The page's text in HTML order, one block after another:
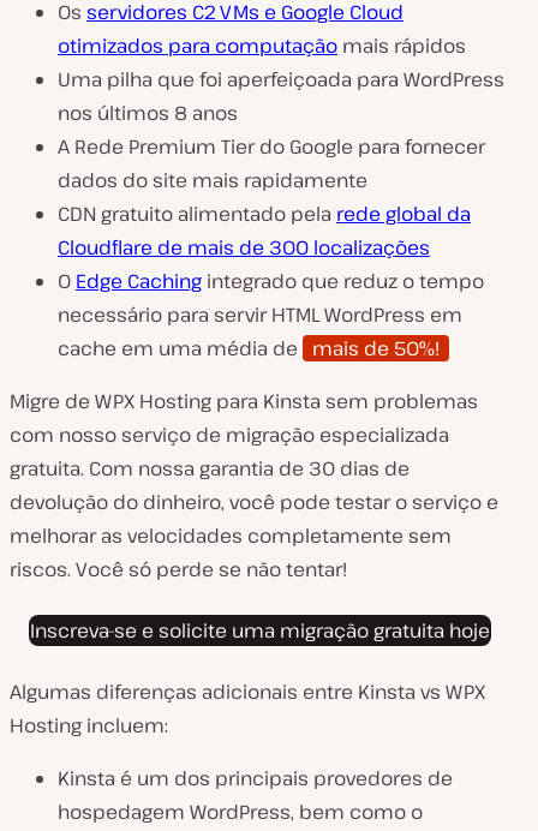
Os servidores C2 VMs e Google Cloud
otimizados para computação mais rápidos
Uma pilha que foi aperfeiçoada para WordPress
nos últimos 8 anos
A Rede Premium Tier do Google para fornecer
dados do site mais rapidamente
CDN gratuito alimentado pela rede global da
Cloudflare de mais de 300 localizações
O Edge Caching integrado que reduz o tempo
necessário para servir HTML WordPress em
cache em uma média de
mais de 50%!
Migre de WPX Hosting para Kinsta sem problemas
com nosso serviço de migração especializada
gratuita. Com nossa garantia de 30 dias de
devolução do dinheiro, você pode testar o serviço e
melhorar as velocidades completamente sem
riscos. Você só perde se não tentar!
Inscreva-se e solicite uma migração gratuita hoje
Algumas diferenças adicionais entre Kinsta vs WPX
Hosting incluem:
Kinsta é um dos principais provedores de
hospedagem WordPress, bem como o